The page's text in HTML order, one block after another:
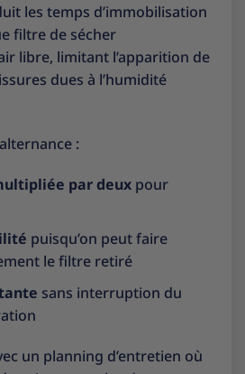
les temps d’immobilisation
filtre de sécher
libre, limitant l’apparition de
dues à l’humidité
:
par deuxpour
puisqu’on peut faire
le filtre retiré
sans interruption du
un planning d’entretien où